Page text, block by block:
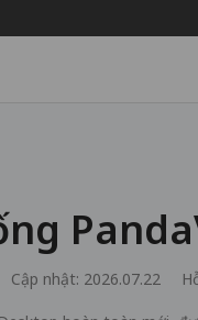
Cập nhật: 2026.07.22